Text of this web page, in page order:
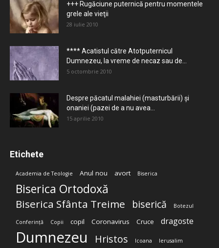
+++ Rugăciune puternică pentru momentele
grele ale vieţii
28 iulie 2010
**** Acatistul către Atotputernicul
Dumnezeu, la vreme de necaz sau de...
5 octombrie 2010
Despre păcatul malahiei (masturbării) şi
onaniei (pazei de a nu avea...
15 aprilie 2010
Etichete
Academia de Teologie Anul nou avort Biserica
Biserica Ortodoxă
Biserica Sfânta Treime biserică Botezul
Conferință Copii copil Coronavirus Cruce dragoste
Dumnezeu Hristos Icoana Ierusalim